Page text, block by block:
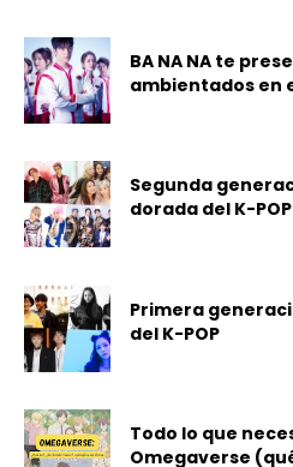
BA NA NA te
ambientados en
Segunda
dorada del K-POP
Primera
del K-POP
Todo lo que
Omegaverse